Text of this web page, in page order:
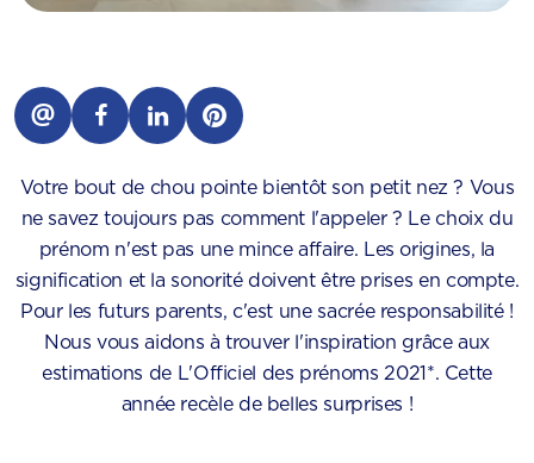
Votre bout de chou pointe bientôt son petit nez ? Vous
ne savez toujours pas comment l'appeler ? Le choix du
prénom n'est pas une mince affaire. Les origines, la
signification et la sonorité doivent être prises en compte.
Pour les futurs parents, c'est une sacrée responsabilité !
Nous vous aidons à trouver l'inspiration grâce aux
estimations de L'Officiel des prénoms 2021*. Cette
année recèle de belles surprises !